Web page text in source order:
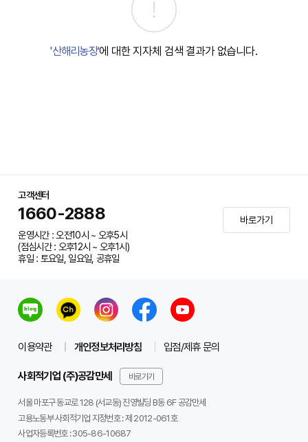
'산해리농장'에 대한 지자체 검색 결과가 없습니다.
고객센터
1660-2888
운영시간 : 오전10시 ~ 오후5시
(점심시간 : 오후12시 ~ 오후1시)
휴일 : 토요일, 일요일, 공휴일
바로가기
이용약관 개인정보처리방침 입점/제휴 문의
사회적기업 (주)공감만세 바로가기
서울 마포구 동교로 128 (서교동) 진영빌딩 B동 6F 공감만세
고용노동부 사회적기업 지정번호 : 제 2012-061호
사업자등록번호 :305-86-10687